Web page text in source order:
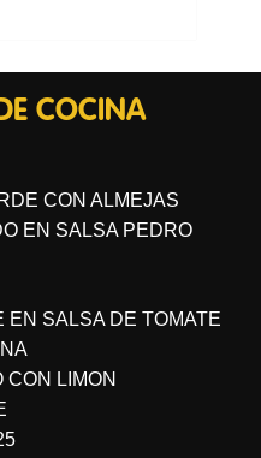
COCINA
CON ALMEJAS
EN SALSA PEDRO
SALSA DE TOMATE
CON LIMON